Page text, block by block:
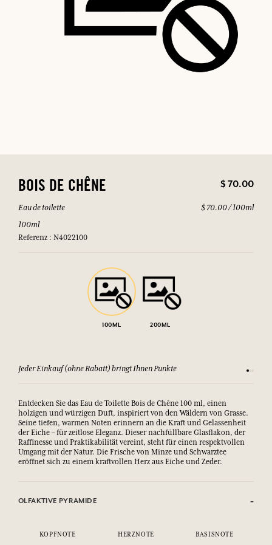
BOIS DE CHÊNE $ 70.00
Eau de toilette
100ml
Referenz : N4022100
$ 70.00 / 100ml
100ML 200ML
Jeder Einkauf (ohne Rabatt) bringt Ihnen Punkte Sehen
Entdecken Sie das Eau de Toilette Bois de Chêne 100 ml, einen
holzigen und würzigen Duft, inspiriert von den Wäldern von Grasse.
Seine tiefen, warmen Noten erinnern an die Kraft und Gelassenheit
der Eiche – für zeitlose Eleganz. Dieser nachfüllbare Glasflakon, der
Raffinesse und Praktikabilität vereint, steht für einen respektvollen
Umgang mit der Natur. Die Frische von Minze und Schwarztee
eröffnet sich zu einem kraftvollen Herz aus Eiche und Zeder.
OLFAKTIVE PYRAMIDE
KOPFNOTE HERZNOTE BASISNOTE